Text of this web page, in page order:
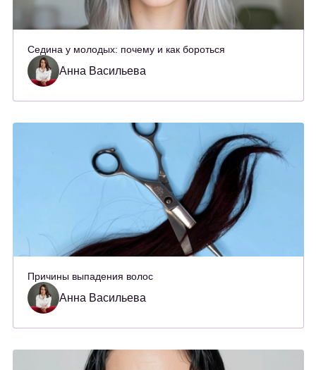
Седина у молодых: почему и как бороться
Анна Васильева
Причины выпадения волос
Анна Васильева